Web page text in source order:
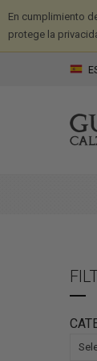
En cumplimiento
protege la